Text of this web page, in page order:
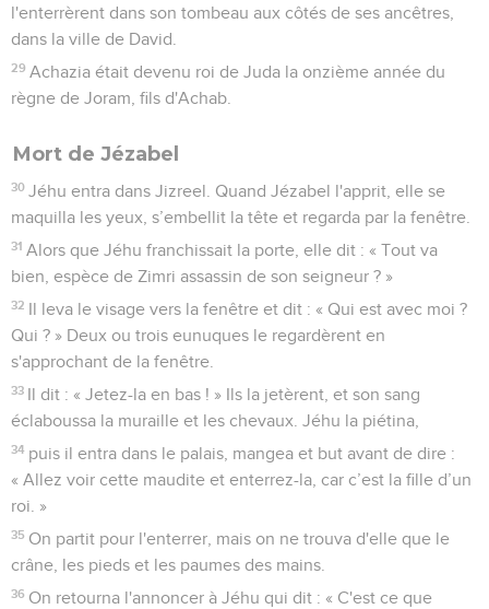
l'enterrèrent dans son tombeau aux côtés de ses ancêtres,
dans la ville de David.
29 Achazia était devenu roi de Juda la onzième année du
règne de Joram, fils d'Achab.
Mort de Jézabel
30 Jéhu entra dans Jizreel. Quand Jézabel l'apprit, elle se
maquilla les yeux, s’embellit la tête et regarda par la fenêtre.
31 Alors que Jéhu franchissait la porte, elle dit : « Tout va
bien, espèce de Zimri assassin de son seigneur ? »
32 Il leva le visage vers la fenêtre et dit : « Qui est avec moi ?
Qui ? » Deux ou trois eunuques le regardèrent en
s'approchant de la fenêtre.
33 Il dit : « Jetez-la en bas ! » Ils la jetèrent, et son sang
éclaboussa la muraille et les chevaux. Jéhu la piétina,
34 puis il entra dans le palais, mangea et but avant de dire :
« Allez voir cette maudite et enterrez-la, car c’est la fille d’un
roi. »
35 On partit pour l'enterrer, mais on ne trouva d'elle que le
crâne, les pieds et les paumes des mains.
36 On retourna l'annoncer à Jéhu qui dit : « C'est ce que